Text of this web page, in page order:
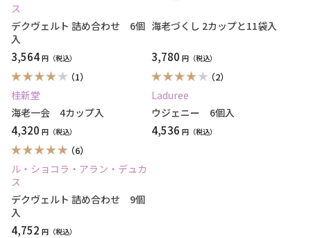
ス
デクヴェルト 詰め合わせ 6個
入
3,564円
海老づくし 2カップと11袋入
3,780 円
（1）
桂新堂
海老一会 4カップ入
4,320 円
（2）
Laduree
ウジェニー 6個入
4,536 円
（6）
ル・ショコラ・アラン・デュカ
ス
デクヴェルト 詰め合わせ 9個
入
4,752 円